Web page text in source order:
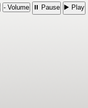
Play ▶️
Pause ⏸
Volume -